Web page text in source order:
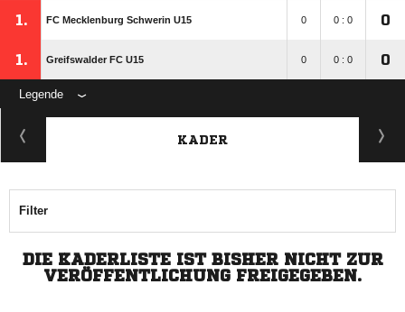
1. FC Mecklenburg Schwerin U15 0 0 : 0 0
1. Greifswalder FC U15 0 0 : 0 0
Legende
KADER
Filter
DIE KADERLISTE IST BISHER NICHT ZUR
VERÖFFENTLICHUNG FREIGEGEBEN.